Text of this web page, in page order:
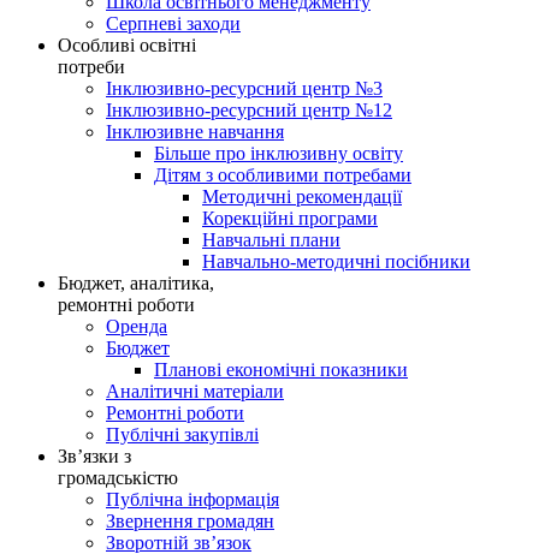
Серпневі заходи
Особливі освітні
потреби
Інклюзивно-ресурсний центр №3
Інклюзивно-ресурсний центр №12
Інклюзивне навчання
Більше про інклюзивну освіту
Дітям з особливими потребами
Методичні рекомендації
Корекційні програми
Навчальні плани
Навчально-методичні посібники
Бюджет, аналітика,
ремонтні роботи
Оренда
Бюджет
Планові економічні показники
Аналітичні матеріали
Ремонтні роботи
Публічні закупівлі
Зв’язки з
громадськістю
Публічна інформація
Звернення громадян
Зворотній зв’язок